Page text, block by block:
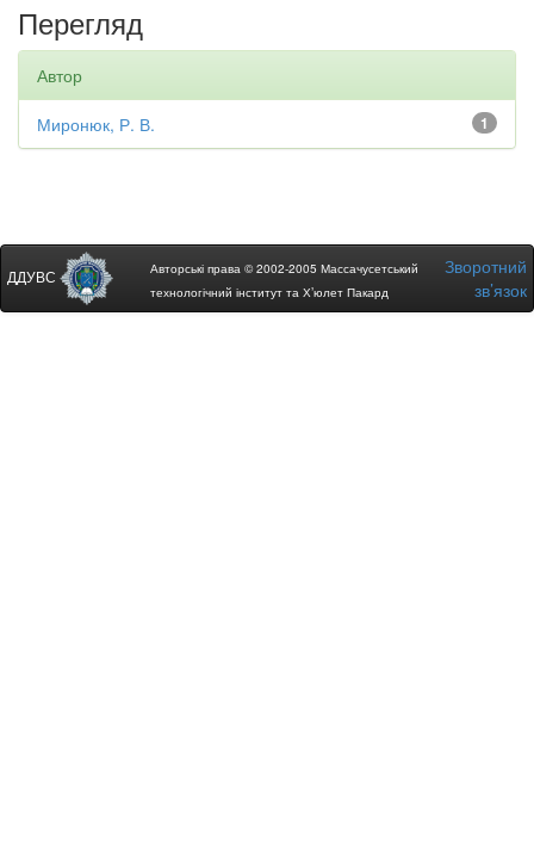
Перегляд
Автор
1
Миронюк, Р. В.
ДДУВС
Авторські права © 2002-2005 Массачусетський
технологічний інститут та Х’юлет Пакард
Зворотний
зв’язок